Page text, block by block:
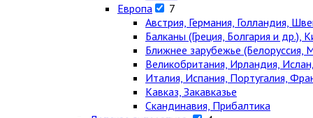
Европа
7
Австрия, Германия, Голландия,
Балканы (Греция, Болгария и др.),
Ближнее зарубежье (Белоруссия,
Великобритания, Ирландия,
Италия, Испания, Португалия,
Кавказ, Закавказье
Скандинавия, Прибалтика